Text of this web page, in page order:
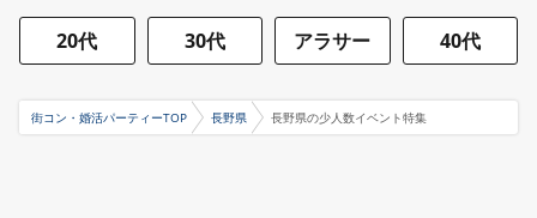
20代 30代 アラサー 40代
街コン・婚活パーティーTOP 長野県 長野県の少人数イベント特集